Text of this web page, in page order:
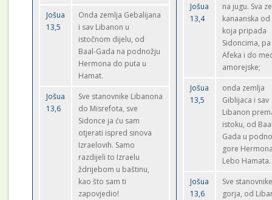
Jošua
13,5
Onda zemlja Gebalijana
i sav Libanon u
istočnom dijelu, od
Baal-Gada na podnožju
Hermona do puta u
Hamat.
Jošua
13,6
Sve stanovnike Libanona
do Misrefota, sve
Sidonce ja ću sam
otjerati ispred sinova
Izraelovih. Samo
razdijeli to Izraelu
ždrijebom u baštinu,
kao što sam ti
zapovjedio!
Jošua
13,4
na jugu. Sva
kanaanska
koja pripada
Sidoncima,
Afeka i do
amorejske;
Jošua
13,5
onda zemlja
Giblijaca i sav
Libanon
istoku, od
Gada u
gore
Lebo Hamata.
Jošua
13,6
Sve
gorja, od